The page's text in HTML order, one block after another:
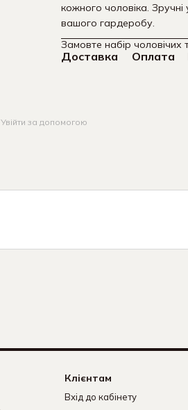
кожного чоловіка. Зручні
вашого гардеробу.
Замовте набір
Доставка Оплата
Увійти за допомогою
Клієнтам
Вхід до кабінету